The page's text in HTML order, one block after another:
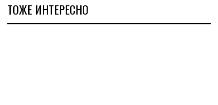
ТОЖЕ ИНТЕРЕСНО